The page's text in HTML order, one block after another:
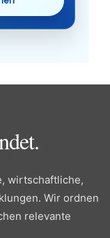
wirtschaftliche,
Wir ordnen
relevante